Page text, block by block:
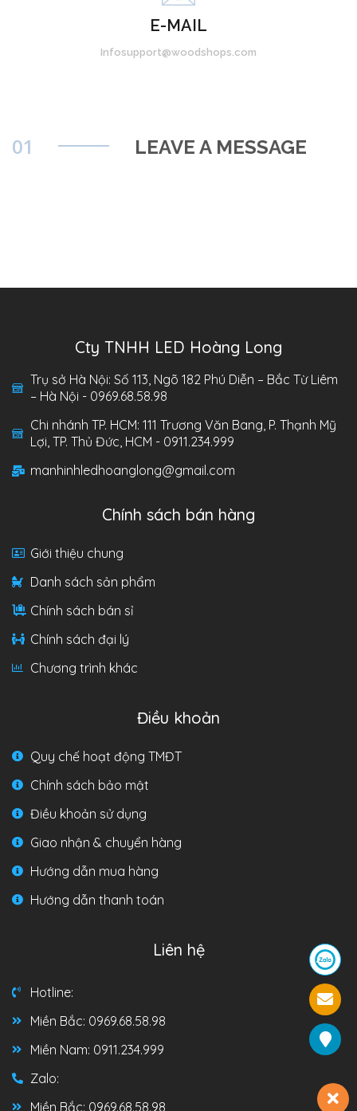
E-MAIL
Infosupport@woodshops.com
01 LEAVE A MESSAGE
Cty TNHH LED Hoàng Long
Trụ sở Hà Nội: Số 113, Ngõ 182 Phú Diễn – Bắc Từ Liêm
– Hà Nội - 0969.68.58.98
Chi nhánh TP. HCM: 111 Trương Văn Bang, P. Thạnh Mỹ
Lợi, TP. Thủ Đức, HCM - 0911.234.999
manhinhledhoanglong@gmail.com
Chính sách bán hàng
Giới thiệu chung
Danh sách sản phẩm
Chính sách bán sỉ
Chính sách đại lý
Chương trình khác
Điều khoản
Quy chế hoạt động TMĐT
Chính sách bảo mật
Điều khoản sử dụng
Giao nhận & chuyển hàng
Hướng dẫn mua hàng
Hướng dẫn thanh toán
Liên hệ
Hotline:
Miền Bắc: 0969.68.58.98
Miền Nam: 0911.234.999
Zalo:
Miền Bắc: 0969.68.58.98